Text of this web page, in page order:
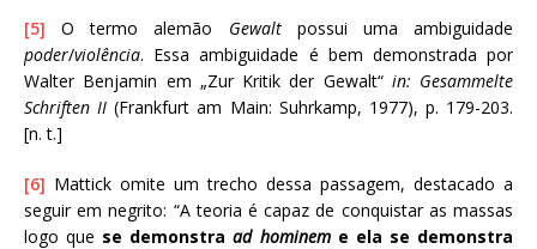
[5] O termo alemão Gewalt possui uma ambiguidade
poder/violência. Essa ambiguidade é bem demonstrada por
Walter Benjamin em „Zur Kritik der Gewalt“ in: Gesammelte
Schriften II (Frankfurt am Main: Suhrkamp, 1977), p. 179-203.
[n. t.]
[6] Mattick omite um trecho dessa passagem, destacado a
seguir em negrito: “A teoria é capaz de conquistar as massas
logo que se demonstraad homineme ela se demonstra